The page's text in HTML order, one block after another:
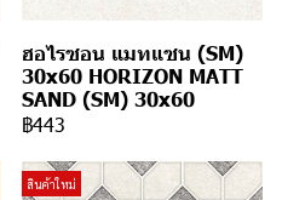
ฮอไรซอน แมทแซน (SM)
30x60 HORIZON MATT
SAND (SM) 30x60
฿443
สินค้าใหม่